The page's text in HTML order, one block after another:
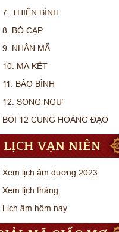
7. THIÊN BÌNH
8. BÒ CẠP
9. NHÂN MÃ
10. MA KẾT
11. BẢO BÌNH
12. SONG NGƯ
BÓI 12 CUNG HOÀNG ĐẠO
LỊCH VẠN NIÊN
Xem lịch âm dương 2023
Xem lịch tháng
Lịch âm hôm nay